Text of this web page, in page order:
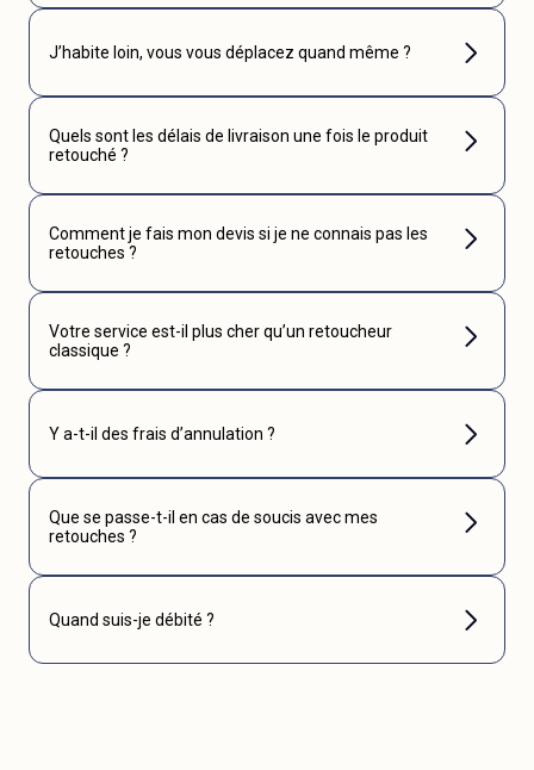
J’habite loin, vous vous déplacez quand même ?
Quels sont les délais de livraison une fois le produit
retouché ?
Comment je fais mon devis si je ne connais pas les
retouches ?
Votre service est-il plus cher qu’un retoucheur
classique ?
Y a-t-il des frais d’annulation ?
Que se passe-t-il en cas de soucis avec mes
retouches ?
Quand suis-je débité ?